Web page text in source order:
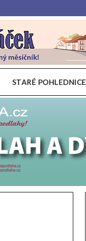
STARÉ POHLEDNICE